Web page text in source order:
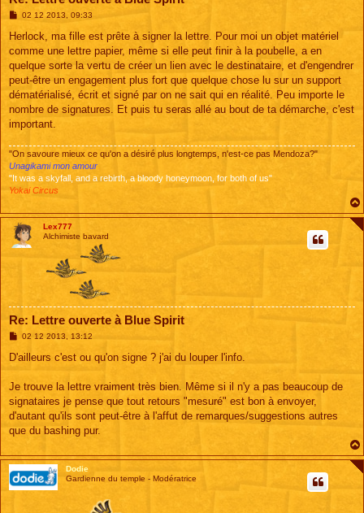
M
s
a
g
02 12 2013, 09:33
Herlock, ma fille est prête à signer la lettre. Pour moi un objet matériel
comme une lettre papier, même si elle peut finir à la poubelle, a en
quelque sorte la vertu de créer un lien avec le destinataire, et d'engendrer
peut-être un engagement plus fort que quelque chose lu sur un support
dématérialisé, écrit et signé par on ne sait qui en réalité. Peu importe le
nombre de signatures. Et puis tu seras allé au bout de ta démarche, c'est
important.
"On savoure mieux ce qu'on a désiré plus longtemps, n'est-ce pas Mendoza?"
Unagikami mon amour
"It was a skyfall, and a rebirth, a bloody honeymoon, for both of us"
Yokai Circus
Lex777
Alchimiste bavard
Re: Lettre ouverte à Blue Spirit
M
s
g
02 12 2013, 13:12
D'ailleurs c'est ou qu'on signe ? j'ai du louper l'info.
Je trouve la lettre vraiment très bien. Même si il n'y a pas beaucoup de
signataires je pense que tout retours "mesuré" est bon à envoyer,
d'autant qu'ils sont peut-être à l'affut de remarques/suggestions autres
que du bashing pur.
Dodie
Gardienne du temple - Modératrice